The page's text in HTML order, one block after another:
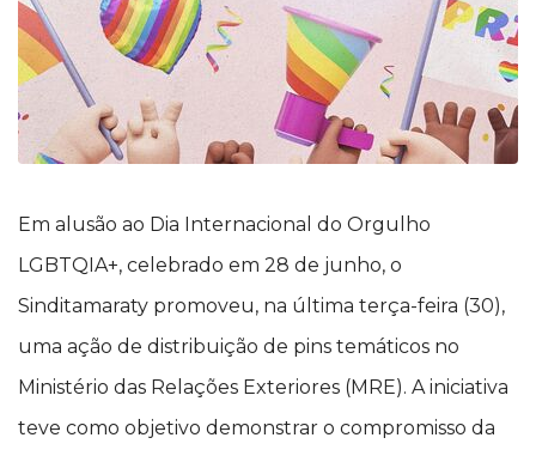
Em alusão ao Dia Internacional do Orgulho
LGBTQIA+, celebrado em 28 de junho, o
Sinditamaraty promoveu, na última terça-feira (30),
uma ação de distribuição de pins temáticos no
Ministério das Relações Exteriores (MRE). A iniciativa
teve como objetivo demonstrar o compromisso da